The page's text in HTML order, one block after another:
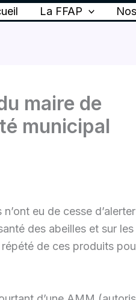
La FFAP
maire de
municipal
eu de cesse
des abeilles et sur
de ces produits